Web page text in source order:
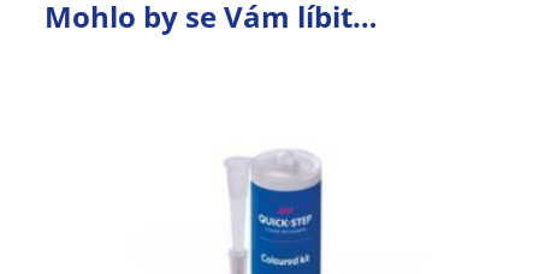
Mohlo by se Vám líbit…